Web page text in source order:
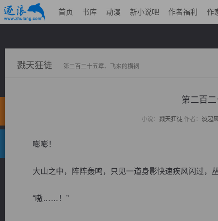
首页 书库 动漫 新小说吧 作者福利 作
戮天狂徒 第二百二十五章、飞来的横祸
第二百
小说： 戮天狂徒作者： 淡起
嘭嘭！
大山之中，阵阵轰鸣，只见一道身影快速疾风闪过，
“嗷……！”